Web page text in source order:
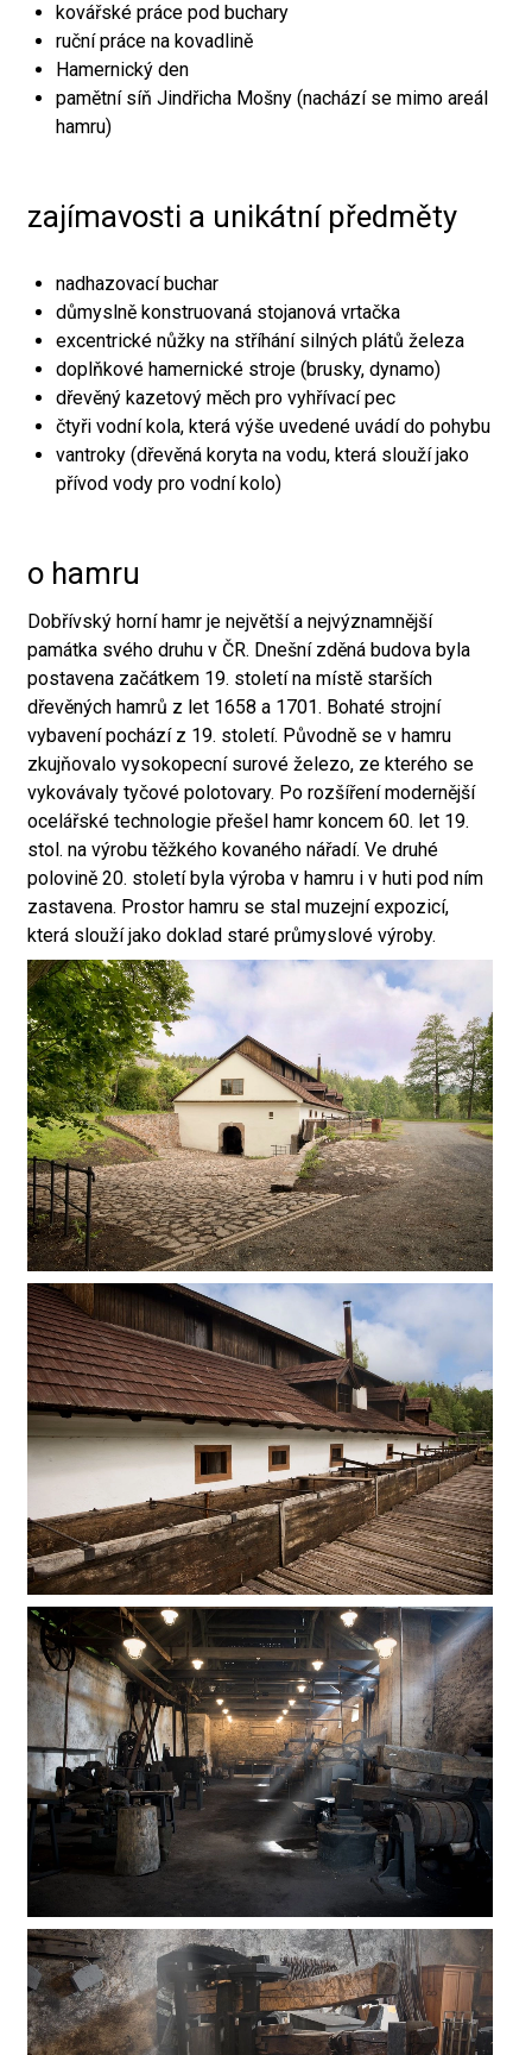
kovářské práce pod buchary
ruční práce na kovadlině
Hamernický den
pamětní síň Jindřicha Mošny (nachází se mimo areál
hamru)
zajímavosti a unikátní předměty
nadhazovací buchar
důmyslně konstruovaná stojanová vrtačka
excentrické nůžky na stříhání silných plátů železa
doplňkové hamernické stroje (brusky, dynamo)
dřevěný kazetový měch pro vyhřívací pec
čtyři vodní kola, která výše uvedené uvádí do pohybu
vantroky (dřevěná koryta na vodu, která slouží jako
přívod vody pro vodní kolo)
o hamru
Dobřívský horní hamr je největší a nejvýznamnější
památka svého druhu v ČR. Dnešní zděná budova byla
postavena začátkem 19. století na místě starších
dřevěných hamrů z let 1658 a 1701. Bohaté strojní
vybavení pochází z 19. století. Původně se v hamru
zkujňovalo vysokopecní surové železo, ze kterého se
vykovávaly tyčové polotovary. Po rozšíření modernější
ocelářské technologie přešel hamr koncem 60. let 19.
stol. na výrobu těžkého kovaného nářadí. Ve druhé
polovině 20. století byla výroba v hamru i v huti pod ním
zastavena. Prostor hamru se stal muzejní expozicí,
která slouží jako doklad staré průmyslové výroby.